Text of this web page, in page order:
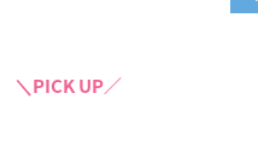
＼PICK UP／